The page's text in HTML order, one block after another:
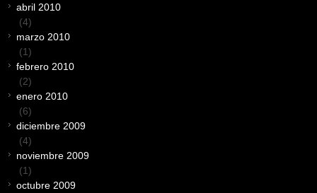
abril 2010
(4)
marzo 2010
(1)
febrero 2010
(2)
enero 2010
(6)
diciembre 2009
(4)
noviembre 2009
(1)
octubre 2009